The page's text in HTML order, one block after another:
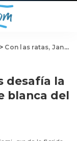
> Con las ratas, Janiva Ellis desafía la narrativa históricamente blanca del arte
desafía la
blanca del